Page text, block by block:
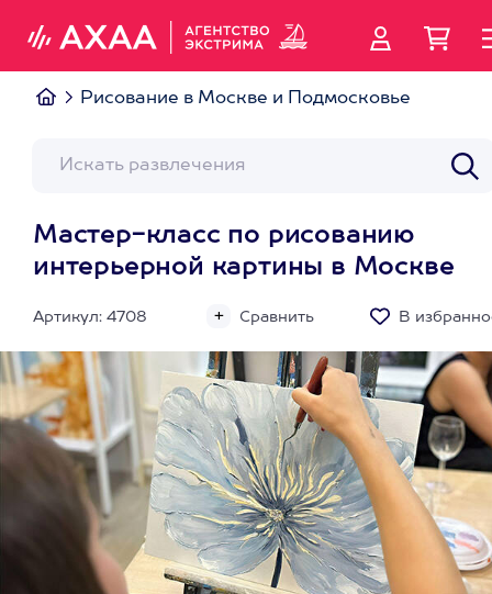
Рисование в Москве и Подмосковье
Мастер-класс по рисованию
интерьерной картины в Москве
Артикул: 4708 Сравнить В